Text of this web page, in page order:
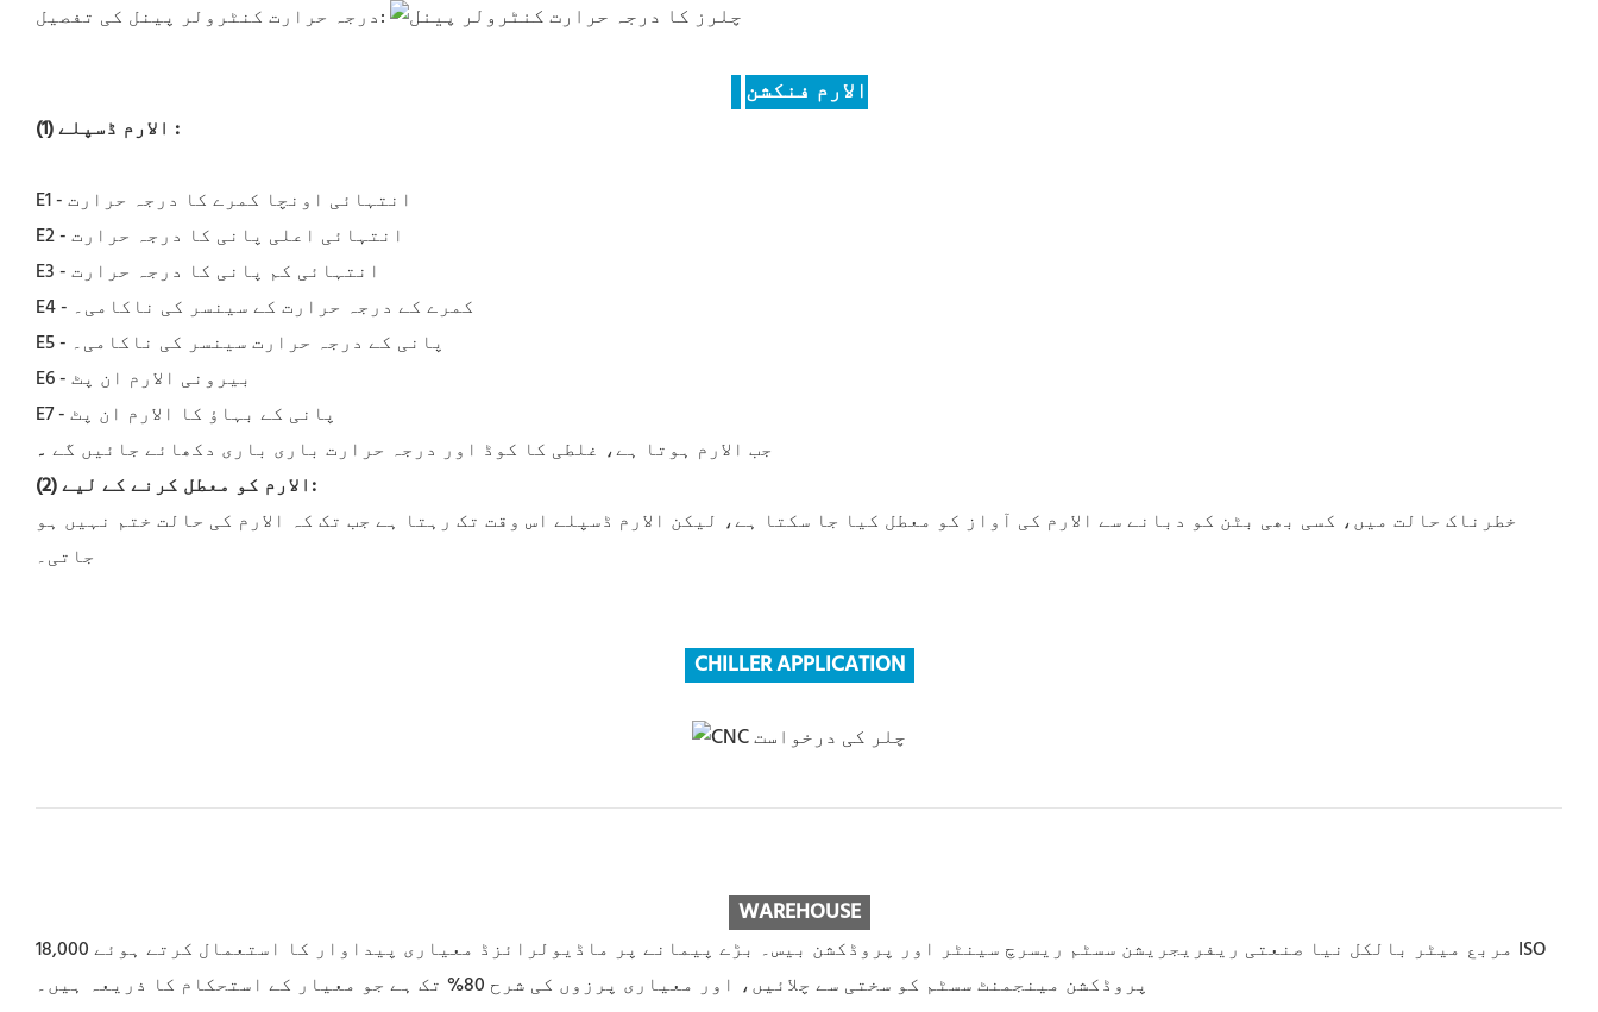
درجہ حرارت کنٹرولر پینل کی تفصیل:
الارم فنکشن
(1) الارم ڈسپلے :
E1 - انتہائی اونچا کمرے کا درجہ حرارت
E2 - انتہائی اعلی پانی کا درجہ حرارت
E3 - انتہائی کم پانی کا درجہ حرارت
E4 - کمرے کے درجہ حرارت کے سینسر کی ناکامی۔
E5 - پانی کے درجہ حرارت سینسر کی ناکامی۔
E6 - بیرونی الارم ان پٹ
E7 - پانی کے بہاؤ کا الارم ان پٹ
جب الارم ہوتا ہے، غلطی کا کوڈ اور درجہ حرارت باری باری دکھائے جائیں گے ۔
(2) الارم کو معطل کرنے کے لیے:
خطرناک حالت میں، کسی بھی بٹن کو دبانے سے الارم کی آواز کو معطل کیا جا سکتا ہے، لیکن الارم ڈسپلے اس وقت تک رہتا ہے جب تک کہ الارم کی حالت ختم نہیں ہو
جاتی۔
CHILLER APPLICATION
WAREHOUSE
18,000 مربع میٹر بالکل نیا صنعتی ریفریجریشن سسٹم ریسرچ سینٹر اور پروڈکشن بیس۔ بڑے پیمانے پر ماڈیولرائزڈ معیاری پیداوار کا استعمال کرتے ہوئے ISO
پروڈکشن مینجمنٹ سسٹم کو سختی سے چلائیں، اور معیاری پرزوں کی شرح 80% تک ہے جو معیار کے استحکام کا ذریعہ ہیں۔